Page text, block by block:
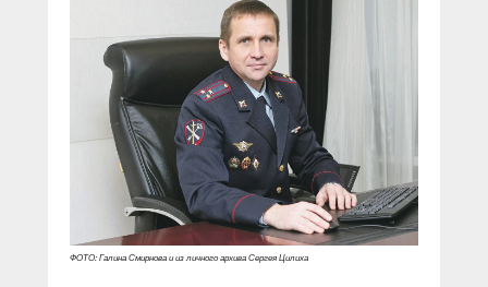
ФОТО: Галина Смирнова и из личного архива Сергея Цилиха